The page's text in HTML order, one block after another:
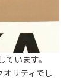
います。
オリティでし